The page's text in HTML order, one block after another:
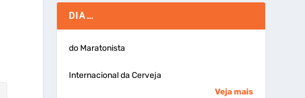
DIA…
do Maratonista
Internacional da Cerveja
Veja mais